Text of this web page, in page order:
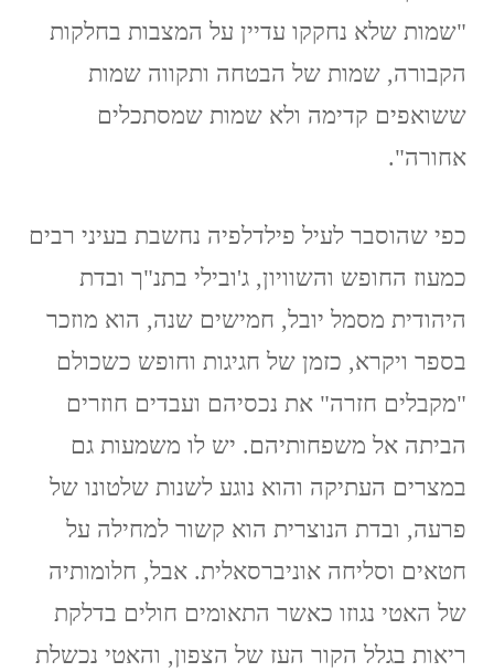
"שמות שלא נחקקו עדיין על המצבות בחלקות
הקבורה, שמות של הבטחה ותקווה שמות
ששואפים קדימה ולא שמות שמסתכלים
אחורה".
כפי שהוסבר לעיל פילדלפיה נחשבת בעיני רבים
כמעוז החופש והשוויון, ג'ובילי בתנ"ך ובדת
היהודית מסמל יובל, חמישים שנה, הוא מוזכר
בספר ויקרא, כזמן של חגיגות וחופש כשכולם
"מקבלים חזרה" את נכסיהם ועבדים חוזרים
הביתה אל משפחותיהם. יש לו משמעות גם
במצרים העתיקה והוא נוגע לשנות שלטונו של
פרעה, ובדת הנוצרית הוא קשור למחילה על
חטאים וסליחה אוניברסאלית. אבל, חלומותיה
של האטי נגוזו כאשר התאומים חולים בדלקת
ריאות בגלל הקור העז של הצפון, והאטי נכשלת